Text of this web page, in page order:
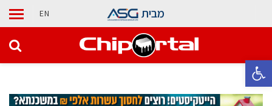
פתח סרגל נגישות
מבית EN